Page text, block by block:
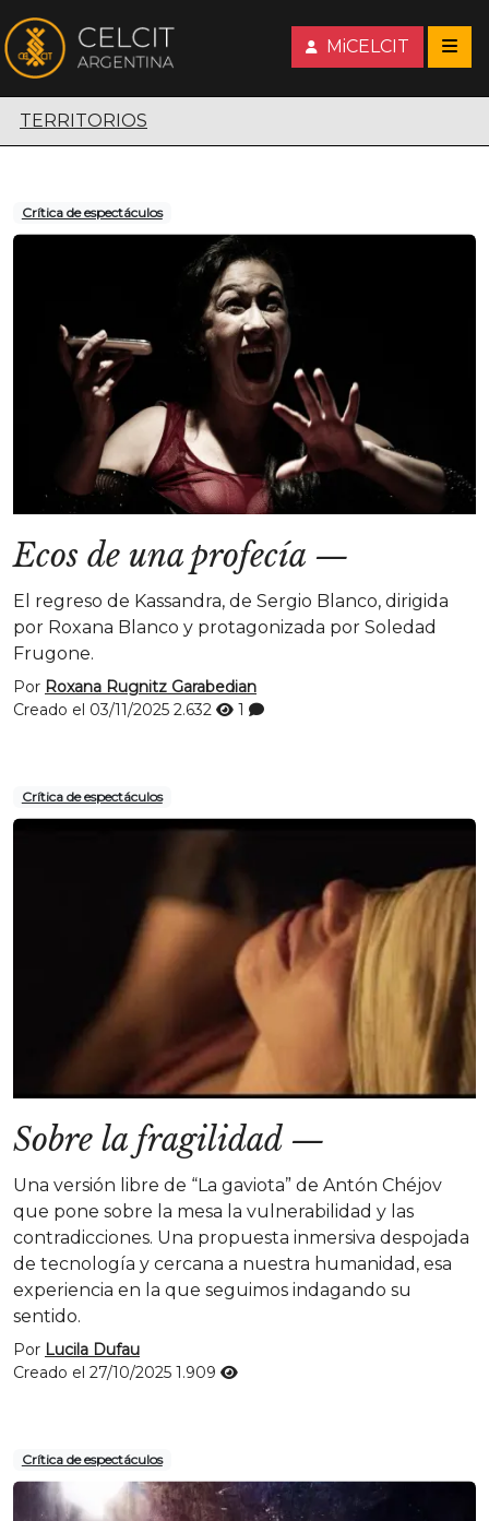
MiCELCIT
Territorios escénicos
TERRITORIOS
Crítica de espectáculos
Ecos de una profecía —
El regreso de Kassandra, de Sergio Blanco, dirigida
por Roxana Blanco y protagonizada por Soledad
Frugone.
Por Roxana Rugnitz Garabedian
Creado el 03/11/2025 2.632 1
Crítica de espectáculos
Sobre la fragilidad—
Una versión libre de “La gaviota” de Antón Chéjov
que pone sobre la mesa la vulnerabilidad y las
contradicciones. Una propuesta inmersiva despojada
de tecnología y cercana a nuestra humanidad, esa
experiencia en la que seguimos indagando su
sentido.
Por Lucila Dufau
Creado el 27/10/2025 1.909
Crítica de espectáculos